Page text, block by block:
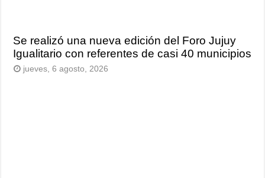
Se realizó una nueva edición del Foro Jujuy
Igualitario con referentes de casi 40 municipios
jueves, 6 agosto, 2026